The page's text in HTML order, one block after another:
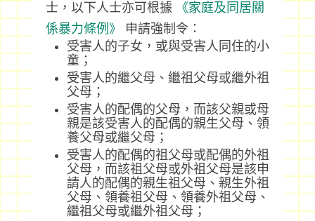
士，以下人士亦可根據
《家庭及同居關
係暴力條例》
申請強制令：
受害人的子女，或與受害人同住的小
童；
受害人的繼父母、繼祖父母或繼外祖
父母；
受害人的配偶的父母，而該父親或母
親是該受害人的配偶的親生父母、領
養父母或繼父母；
受害人的配偶的祖父母或配偶的外祖
父母，而該祖父母或外祖父母是該申
請人的配偶的親生祖父母、親生外祖
父母、領養祖父母、領養外祖父母、
繼祖父母或繼外祖父母；